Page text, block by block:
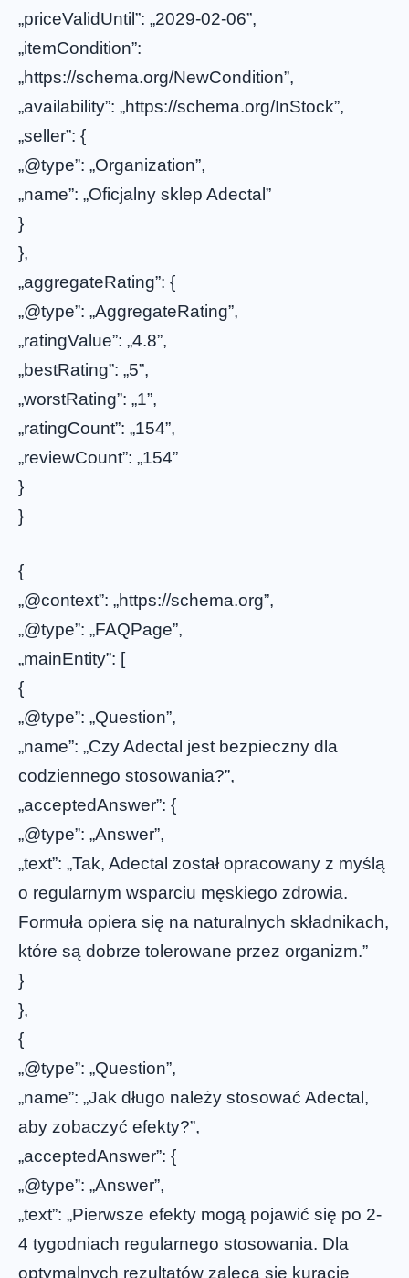
„priceValidUntil”: „2029-02-06”,
„itemCondition”:
„https://schema.org/NewCondition”,
„availability”: „https://schema.org/InStock”,
„seller”: {
„@type”: „Organization”,
„name”: „Oficjalny sklep Adectal”
}
},
„aggregateRating”: {
„@type”: „AggregateRating”,
„ratingValue”: „4.8”,
„bestRating”: „5”,
„worstRating”: „1”,
„ratingCount”: „154”,
„reviewCount”: „154”
}
}
{
„@context”: „https://schema.org”,
„@type”: „FAQPage”,
„mainEntity”: [
{
„@type”: „Question”,
„name”: „Czy Adectal jest bezpieczny dla
codziennego stosowania?”,
„acceptedAnswer”: {
„@type”: „Answer”,
„text”: „Tak, Adectal został opracowany z myślą
o regularnym wsparciu męskiego zdrowia.
Formuła opiera się na naturalnych składnikach,
które są dobrze tolerowane przez organizm.”
}
},
{
„@type”: „Question”,
„name”: „Jak długo należy stosować Adectal,
aby zobaczyć efekty?”,
„acceptedAnswer”: {
„@type”: „Answer”,
„text”: „Pierwsze efekty mogą pojawić się po 2-
4 tygodniach regularnego stosowania. Dla
optymalnych rezultatów zaleca się kurację